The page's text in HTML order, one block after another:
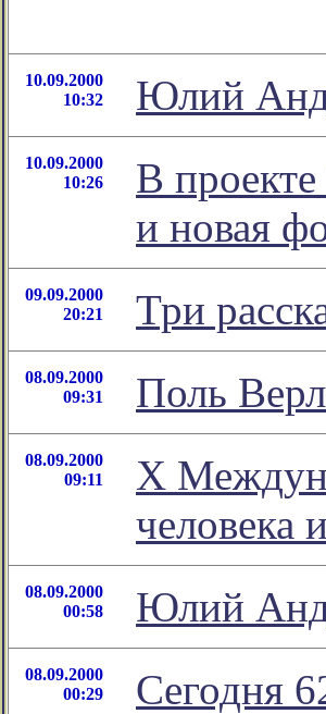
10.09.2000
10:32
Юлий
10.09.2000
10:26
В проекте
и новая
09.09.2000
20:21
Три
08.09.2000
09:31
Поль
08.09.2000
09:11
X
человека
08.09.2000
00:58
Юлий
08.09.2000
00:29
Сегодня